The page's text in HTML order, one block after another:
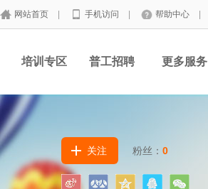
网站首页 手机访问 帮助中心
培训专区 普工招聘 更多服务
关注 粉丝： 0